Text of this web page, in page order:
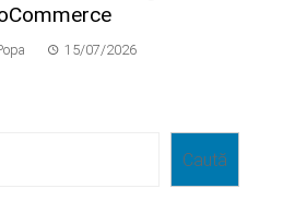
15/07/2026
Caută